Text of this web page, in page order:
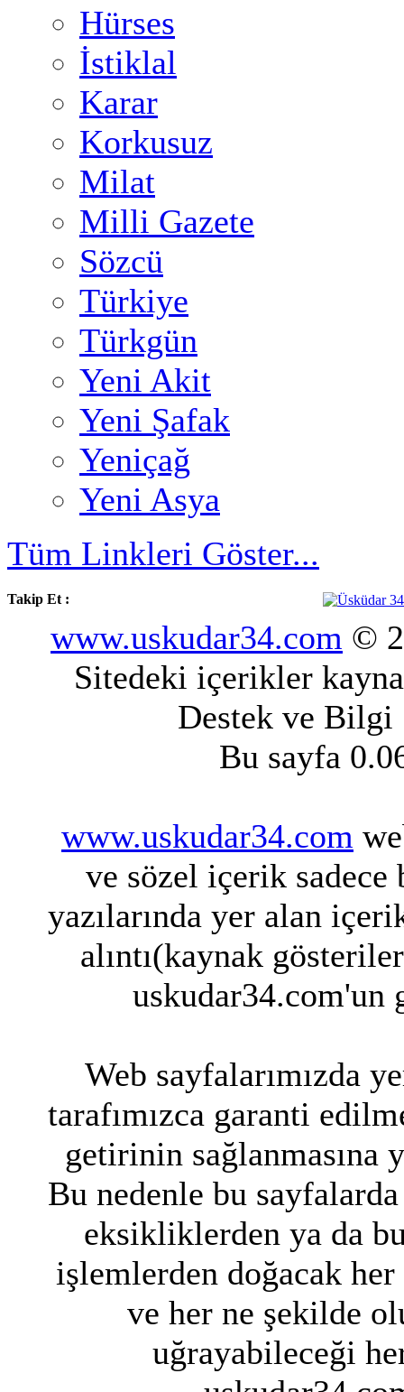
Hürses
İstiklal
Karar
Korkusuz
Milat
Milli Gazete
Sözcü
Türkiye
Türkgün
Yeni Akit
Yeni Şafak
Yeniçağ
Yeni Asya
Tüm Linkleri Göster...
Takip Et :
www.uskudar34.com ©
Sitedeki içerikler
Destek ve
Bu sayfa
www.uskudar34.com
ve sözel içerik sadece
yazılarında yer alan
alıntı(kaynak
uskudar34.com'un
Web sayfalarımızda
tarafımızca garanti
getirinin
Bu nedenle bu
eksikliklerden ya da
işlemlerden doğacak
ve her ne şekilde
uğrayabileceği